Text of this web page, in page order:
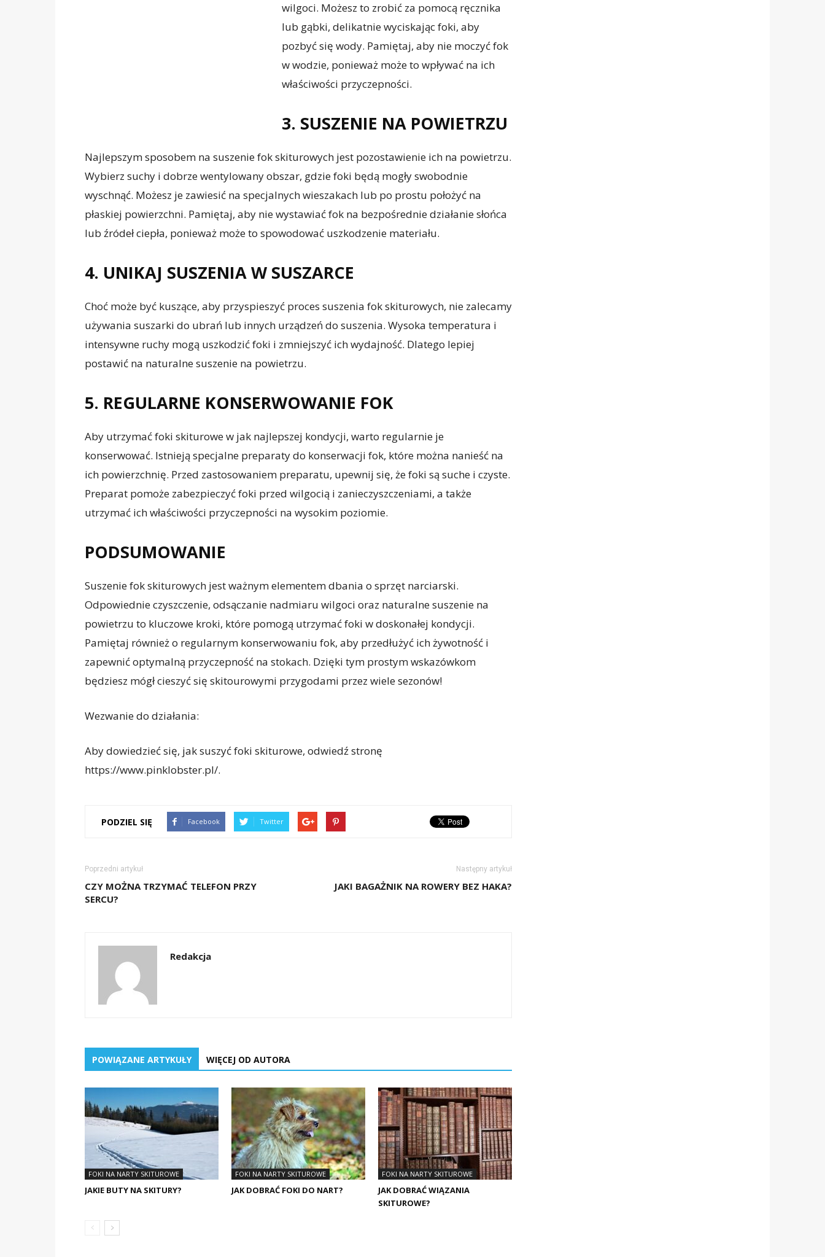
wilgoci. Możesz to zrobić za pomocą ręcznika
lub gąbki, delikatnie wyciskając foki, aby
pozbyć się wody. Pamiętaj, aby nie moczyć fok
w wodzie, ponieważ może to wpływać na ich
właściwości przyczepności.
3. SUSZENIE NA POWIETRZU
Najlepszym sposobem na suszenie fok skiturowych jest pozostawienie ich na powietrzu.
Wybierz suchy i dobrze wentylowany obszar, gdzie foki będą mogły swobodnie
wyschnąć. Możesz je zawiesić na specjalnych wieszakach lub po prostu położyć na
płaskiej powierzchni. Pamiętaj, aby nie wystawiać fok na bezpośrednie działanie słońca
lub źródeł ciepła, ponieważ może to spowodować uszkodzenie materiału.
4. UNIKAJ SUSZENIA W SUSZARCE
Choć może być kuszące, aby przyspieszyć proces suszenia fok skiturowych, nie zalecamy
używania suszarki do ubrań lub innych urządzeń do suszenia. Wysoka temperatura i
intensywne ruchy mogą uszkodzić foki i zmniejszyć ich wydajność. Dlatego lepiej
postawić na naturalne suszenie na powietrzu.
5. REGULARNE KONSERWOWANIE FOK
Aby utrzymać foki skiturowe w jak najlepszej kondycji, warto regularnie je
konserwować. Istnieją specjalne preparaty do konserwacji fok, które można nanieść na
ich powierzchnię. Przed zastosowaniem preparatu, upewnij się, że foki są suche i czyste.
Preparat pomoże zabezpieczyć foki przed wilgocią i zanieczyszczeniami, a także
utrzymać ich właściwości przyczepności na wysokim poziomie.
PODSUMOWANIE
Suszenie fok skiturowych jest ważnym elementem dbania o sprzęt narciarski.
Odpowiednie czyszczenie, odsączanie nadmiaru wilgoci oraz naturalne suszenie na
powietrzu to kluczowe kroki, które pomogą utrzymać foki w doskonałej kondycji.
Pamiętaj również o regularnym konserwowaniu fok, aby przedłużyć ich żywotność i
zapewnić optymalną przyczepność na stokach. Dzięki tym prostym wskazówkom
będziesz mógł cieszyć się skitourowymi przygodami przez wiele sezonów!
Wezwanie do działania:
Aby dowiedzieć się, jak suszyć foki skiturowe, odwiedź stronę
https://www.pinklobster.pl/.
PODZIEL SIĘ Facebook Twitter
Poprzedni artykuł
CZY MOŻNA TRZYMAĆ TELEFON PRZY
SERCU?
Następny artykuł
JAKI BAGAŻNIK NA ROWERY BEZ HAKA?
Redakcja
POWIĄZANE ARTYKUŁY WIĘCEJ OD AUTORA
FOKI NA NARTY SKITUROWE
JAKIE BUTY NA SKITURY?
FOKI NA NARTY SKITUROWE
JAK DOBRAĆ FOKI DO NART?
FOKI NA NARTY SKITUROWE
JAK DOBRAĆ WIĄZANIA
SKITUROWE?